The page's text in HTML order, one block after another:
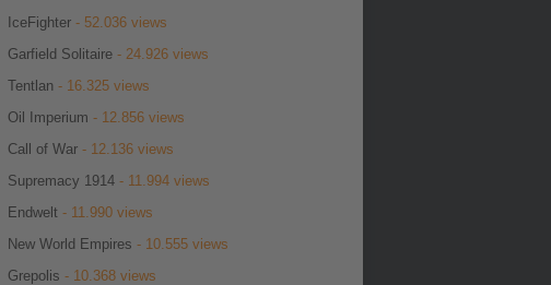
IceFighter - 52.036 views
Garfield Solitaire - 24.926 views
Tentlan - 16.325 views
Oil Imperium - 12.856 views
Call of War - 12.136 views
Supremacy 1914 - 11.994 views
Endwelt - 11.990 views
New World Empires - 10.555 views
Grepolis - 10.368 views